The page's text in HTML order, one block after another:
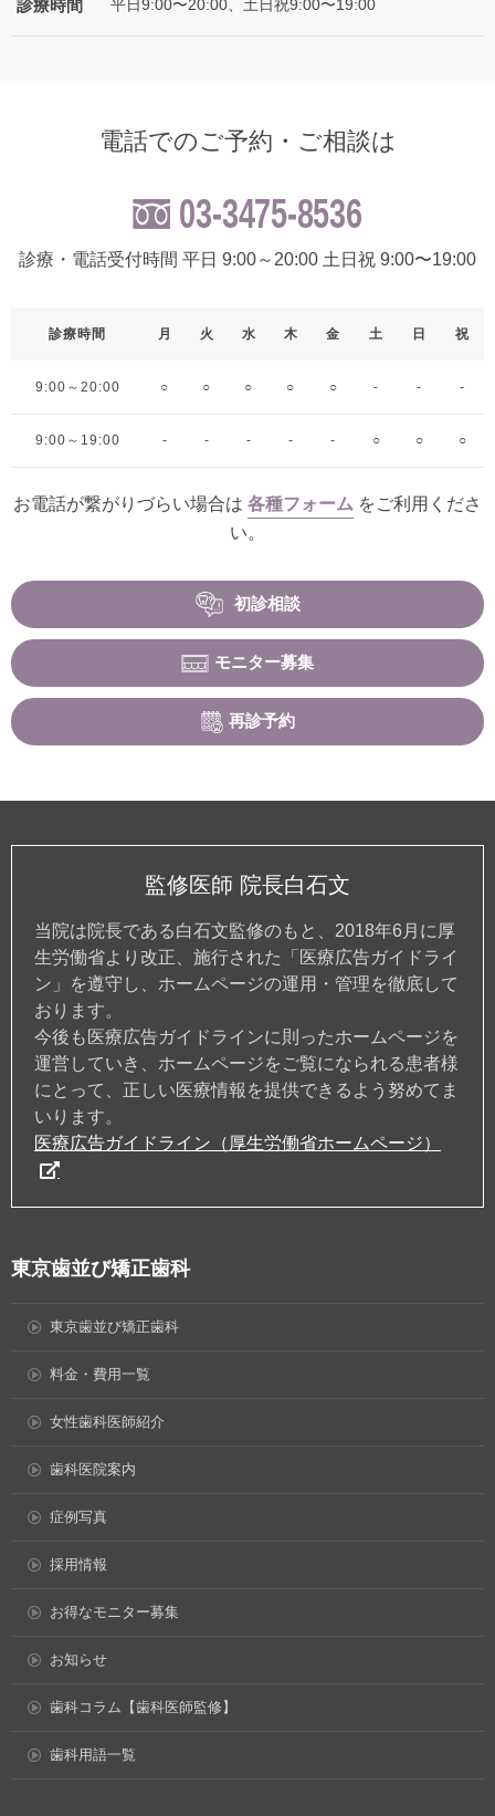
診療時間 平日9:00〜20:00、土日祝9:00〜19:00
電話でのご予約・ご相談は
03-3475-8536
診療・電話受付時間 平日 9:00～20:00 土日祝 9:00〜19:00
診療時間 月 火 水 木 金 土 日 祝
9:00～20:00 ○ ○ ○ ○ ○ - - -
9:00～19:00 - - - - - ○ ○ ○
お電話が繋がりづらい場合は 各種フォーム をご利用くださ
い。
初診相談
モニター募集
再診予約
監修医師 院長白石文
当院は院長である白石文監修のもと、2018年6月に厚
生労働省より改正、施行された「医療広告ガイドライ
ン」を遵守し、ホームページの運用・管理を徹底して
おります。
今後も医療広告ガイドラインに則ったホームページを
運営していき、ホームページをご覧になられる患者様
にとって、正しい医療情報を提供できるよう努めてま
いります。
医療広告ガイドライン（厚生労働省ホームページ）
東京歯並び矯正歯科
東京歯並び矯正歯科
料金・費用一覧
女性歯科医師紹介
歯科医院案内
症例写真
採用情報
お得なモニター募集
お知らせ
歯科コラム【歯科医師監修】
歯科用語一覧